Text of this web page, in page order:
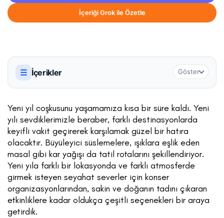
İçeriği Grok ile Özetle
☰ İçerikler Göster
Yeni yıl coşkusunu yaşamamıza kısa bir süre kaldı. Yeni
yılı sevdiklerimizle beraber, farklı destinasyonlarda
keyifli vakit geçirerek karşılamak güzel bir hatıra
olacaktır. Büyüleyici süslemelere, ışıklara eşlik eden
masal gibi kar yağışı da tatil rotalarını şekillendiriyor.
Yeni yıla farklı bir lokasyonda ve farklı atmosferde
girmek isteyen seyahat severler için konser
organizasyonlarından, sakin ve doğanın tadını çıkaran
etkinliklere kadar oldukça çeşitli seçenekleri bir araya
getirdik.